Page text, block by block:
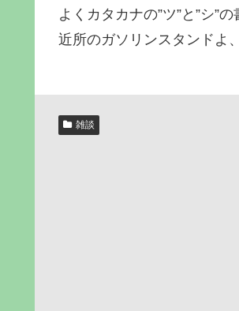
よくカタカナの”ツ”と”シ”
近所のガソリンスタンドよ
雑談